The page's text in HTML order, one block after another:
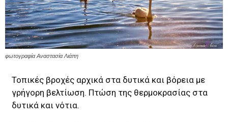
φωτογραφία Αναστασία Λιάπη
Τοπικές βροχές αρχικά στα δυτικά και βόρεια με
γρήγορη βελτίωση. Πτώση της θερμοκρασίας στα
δυτικά και νότια.